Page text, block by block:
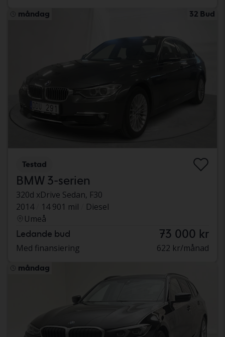
måndag 32 Bud
Testad
BMW 3-serien
320d xDrive Sedan, F30
2014
14 901 mil
Diesel
Umeå
Ledande bud 73 000 kr
Med finansiering 622 kr/månad
måndag